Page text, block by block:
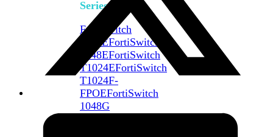
Series
FortiSwitch
1024EFortiSwitch
1048EFortiSwitch
T1024EFortiSwitch
T1024F-
FPOEFortiSwitch
1048G